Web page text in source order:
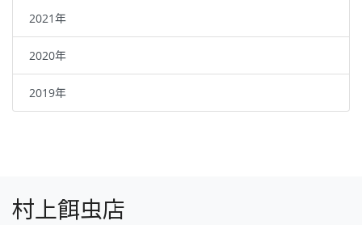
2021年
2020年
2019年
村上餌虫店